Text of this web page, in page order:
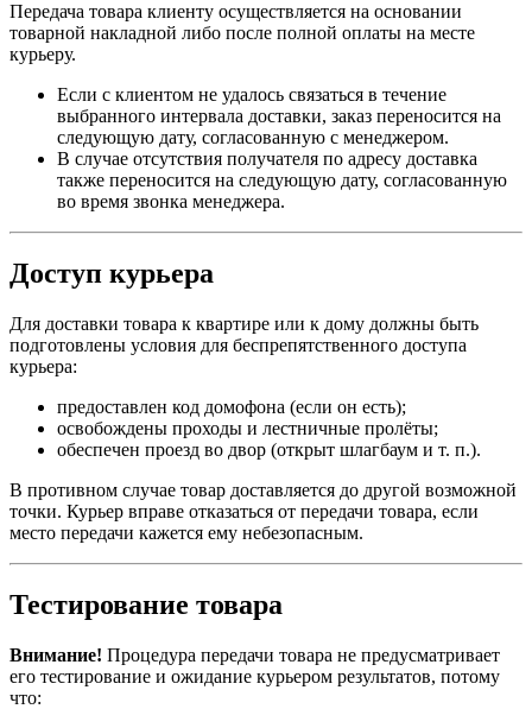
Передача товара клиенту осуществляется на основании
товарной накладной либо после полной оплаты на месте
курьеру.
Если с клиентом не удалось связаться в течение
выбранного интервала доставки, заказ переносится на
следующую дату, согласованную с менеджером.
В случае отсутствия получателя по адресу доставка
также переносится на следующую дату, согласованную
во время звонка менеджера.
Доступ курьера
Для доставки товара к квартире или к дому должны быть
подготовлены условия для беспрепятственного доступа
курьера:
предоставлен код домофона (если он есть);
освобождены проходы и лестничные пролёты;
обеспечен проезд во двор (открыт шлагбаум и т. п.).
В противном случае товар доставляется до другой возможной
точки. Курьер вправе отказаться от передачи товара, если
место передачи кажется ему небезопасным.
Тестирование товара
Внимание! Процедура передачи товара не предусматривает
его тестирование и ожидание курьером результатов, потому
что: